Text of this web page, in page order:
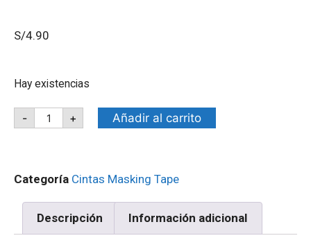
S/4.90
Hay existencias
- + Añadir al carrito
Categoría Cintas Masking Tape
Descripción Información adicional